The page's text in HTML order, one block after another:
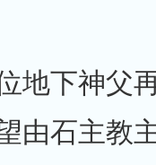
地下神父
由石主教